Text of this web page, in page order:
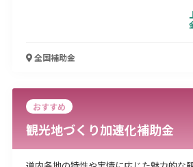
全国補助金
おすすめ
観光地づくり加速化補助金